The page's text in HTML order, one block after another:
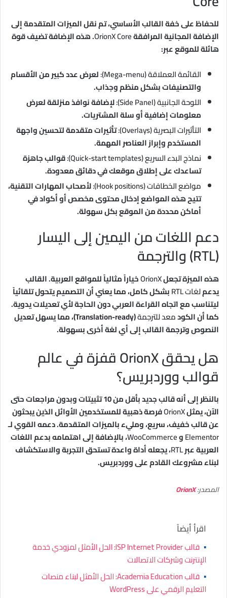
للحفاظ على خفة القالب الأساسي، تم نقل الميزات المتقدمة إلى
الإضافة المجانية المرافقةOrionX Core. هذه الإضافة تضيف قوة
هائلة للموقع عبر:
القائمة العملاقة (Mega-menu):
لعرض عدد كبير من الأقسام
والتصنيفات بشكل منظم وجذاب.
اللوحة الجانبية (Side Panel):
لإضافة نوافذ منزلقة لعرض
معلومات إضافية أو سلة المشتريات.
التأثيرات البصرية (Overlays):
تأثيرات متقدمة لتحسين واجهة
المستخدم وإبراز العناصر المهمة.
نماذج البدء السريع (Quick-start templates):
قوالب جاهزة
تساعدك على إطلاق موقعك في دقائق معدودة.
مواضع الخطافات (Hook positions):
لأصحاب المهارات التقنية،
تتيح هذه المواضع إدخال محتوى مخصص أو أكواد في
أماكن محددة من الموقع بكل سهولة.
دعم اللغات من اليمين إلى اليسار
(RTL) والترجمة
هذه الميزة تجعلOrionXخياراً مثالياً للمواقع العربية. القالب
يدعملغات RTL
بشكل كامل، مما يعني أن التصميم يتحول تلقائياً
ليتناسب مع اتجاه القراءة العربي دون الحاجة لأي تعديلات يدوية.
كما أن الكودمعد للترجمة
(Translation-ready)، مما يسهل تعديل
النصوص وترجمة القالب إلى أي لغة أخرى بسهولة.
هل يحقق OrionX قفزة في عالم
قوالب ووردبريس؟
بالنظر إلى أنه قالب جديد بأقل من 10 تثبيتات وبدون مراجعات حتى
الآن، يمثلOrionXفرصة ذهبية للمستخدمين الأوائل الذين يبحثون
عن قالب خفيف، سريع، ومليء بالميزات المتقدمة. دعمه القوي لـ
ElementorوWooCommerce، بالإضافة إلى اهتمامه بدعم اللغات
العربية عبرRTL، يجعله أداة واعدة تستحق التجربة والاستكشاف
لبناء مشروعك القادم على ووردبريس.
المصدر:OrionX
اقرأ أيضاً
▪
قالب ISP Internet Provider: الحل الأمثل لمزودي خدمة
الإنترنت وشركات الاتصالات
▪
قالب Academia Education: الحل الأمثل لبناء منصات
التعليم الرقمي على WordPress